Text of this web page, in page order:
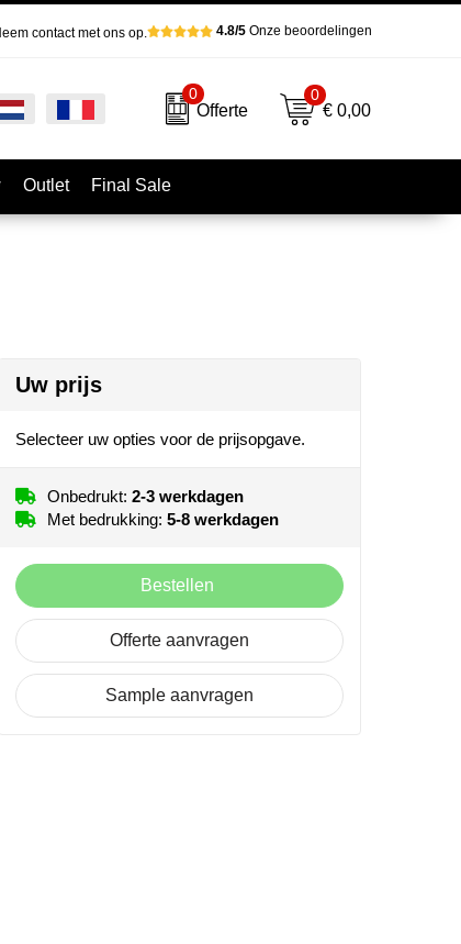
contact met ons op. 4.8/5Onze beoordelingen
0
Offerte
0
€ 0,00
Outlet Final Sale
Uw prijs
Selecteer uw opties voor de prijsopgave.
Onbedrukt: 2-3 werkdagen
Met bedrukking: 5-8 werkdagen
Bestellen
Offerte aanvragen
Sample aanvragen